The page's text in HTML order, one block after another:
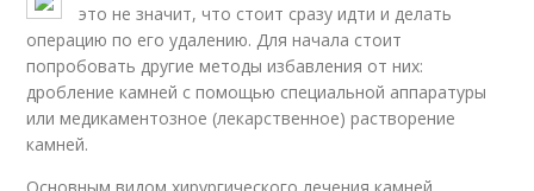
это не значит, что стоит сразу идти и делать
операцию по его удалению. Для начала стоит
попробовать другие методы избавления от них:
дробление камней с помощью специальной аппаратуры
или медикаментозное (лекарственное) растворение
камней.
Основным видом хирургического лечения камней